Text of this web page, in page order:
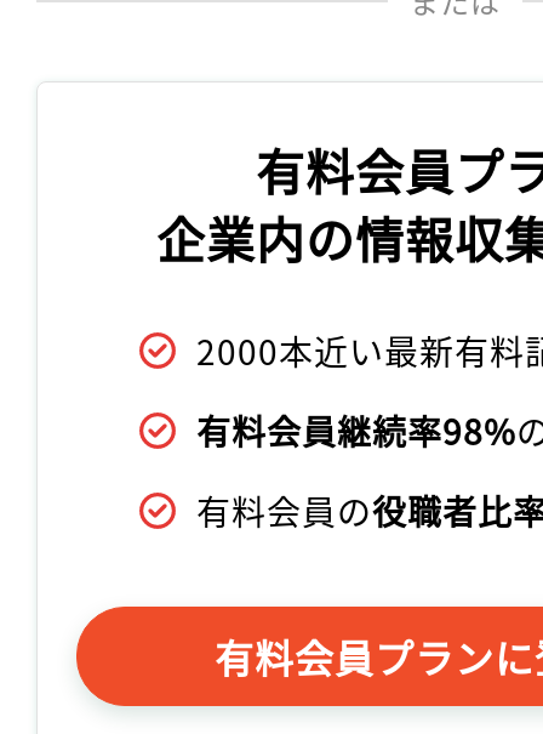
有料会員プ
企業内の情報収
2000本近い最新有料
有料会員継続率98%
有料会員の役職者比
有料会員プラン